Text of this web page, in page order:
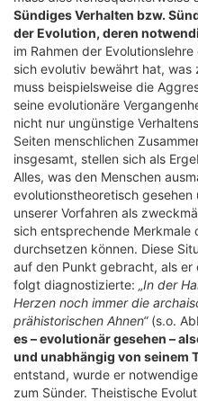
Sündiges Verhalten bzw.
der Evolution, deren
im Rahmen der
sich evolutiv bewährt hat, was
muss beispielsweise die
seine evolutionäre
nicht nur ungünstige
Seiten menschlichen
insgesamt, stellen sich als
Alles, was den Menschen
evolutionstheoretisch
unserer Vorfahren als
sich entsprechende Merkmale
durchsetzen können. Diese
auf den Punkt gebracht, als er
folgt diagnostizierte: „In der
Herzen noch immer die
prähistorischen Ahnen“(s.o.
es – evolutionär gesehen –
und unabhängig von seinem
entstand, wurde er
zum Sünder. Theistische